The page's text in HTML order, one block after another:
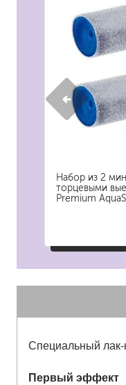
Набор из 2
торцевыми
Premium
Специальный лак-
Первый эффект